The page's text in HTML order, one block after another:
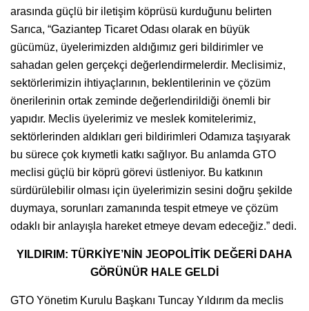
arasında güçlü bir iletişim köprüsü kurduğunu belirten
Sarıca, “Gaziantep Ticaret Odası olarak en büyük
gücümüz, üyelerimizden aldığımız geri bildirimler ve
sahadan gelen gerçekçi değerlendirmelerdir. Meclisimiz,
sektörlerimizin ihtiyaçlarının, beklentilerinin ve çözüm
önerilerinin ortak zeminde değerlendirildiği önemli bir
yapıdır. Meclis üyelerimiz ve meslek komitelerimiz,
sektörlerinden aldıkları geri bildirimleri Odamıza taşıyarak
bu sürece çok kıymetli katkı sağlıyor. Bu anlamda GTO
meclisi güçlü bir köprü görevi üstleniyor. Bu katkının
sürdürülebilir olması için üyelerimizin sesini doğru şekilde
duymaya, sorunları zamanında tespit etmeye ve çözüm
odaklı bir anlayışla hareket etmeye devam edeceğiz.” dedi.
YILDIRIM: TÜRKİYE’NİN JEOPOLİTİK DEĞERİ DAHA
GÖRÜNÜR HALE GELDİ
GTO Yönetim Kurulu Başkanı Tuncay Yıldırım da meclis